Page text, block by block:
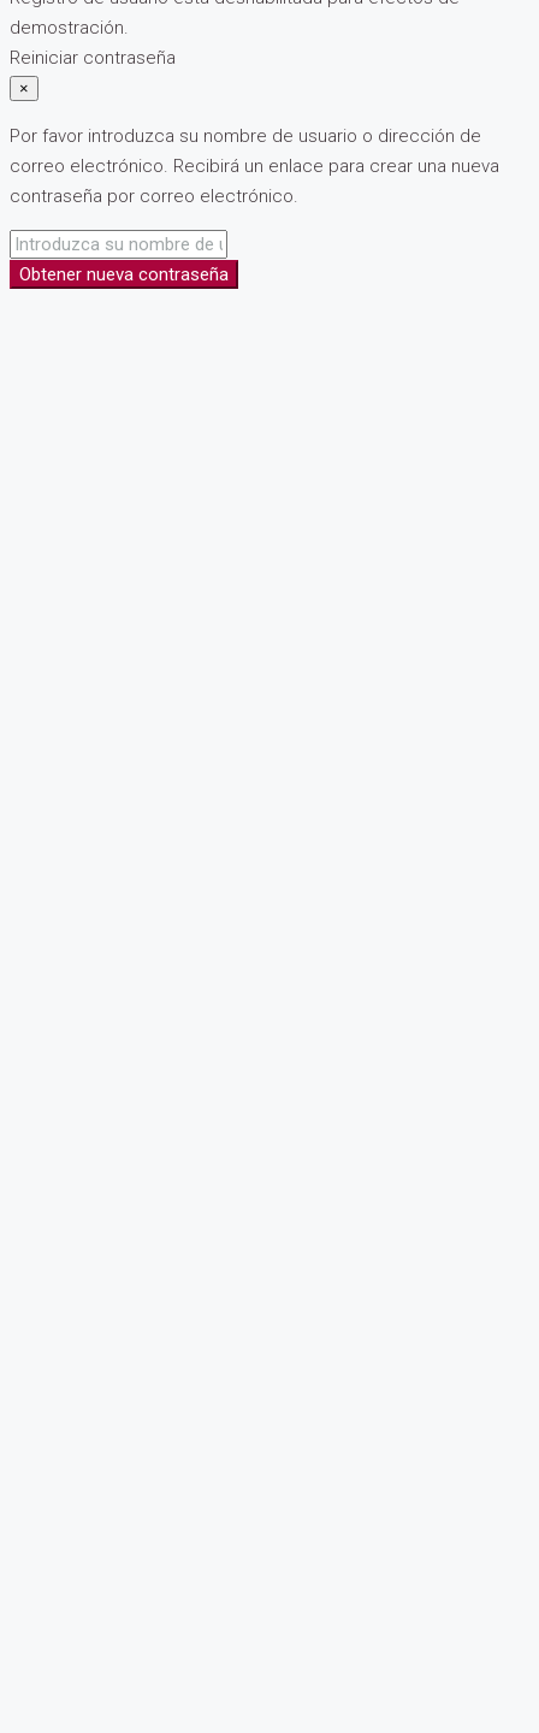
demostración.
Reiniciar contraseña
×
Por favor introduzca su nombre de usuario o dirección de
correo electrónico. Recibirá un enlace para crear una nueva
contraseña por correo electrónico.
Obtener nueva contraseña